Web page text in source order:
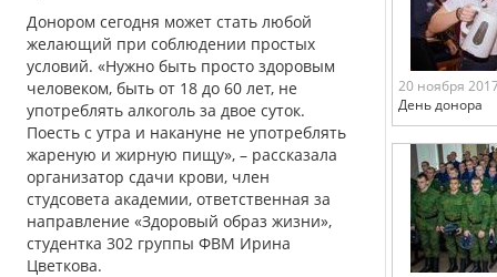
Донором сегодня может стать любой
желающий при соблюдении простых
условий. «Нужно быть просто здоровым
человеком, быть от 18 до 60 лет, не
употреблять алкоголь за двое суток.
Поесть с утра и накануне не употреблять
жареную и жирную пищу», – рассказала
организатор сдачи крови, член
студсовета академии, ответственная за
направление «Здоровый образ жизни»,
студентка 302 группы ФВМ Ирина
Цветкова.
20 ноября
День донора